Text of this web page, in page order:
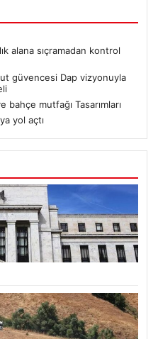
alana sıçramadan kontrol
güvencesi Dap vizyonuyla
bahçe mutfağı Tasarımları
yol açtı